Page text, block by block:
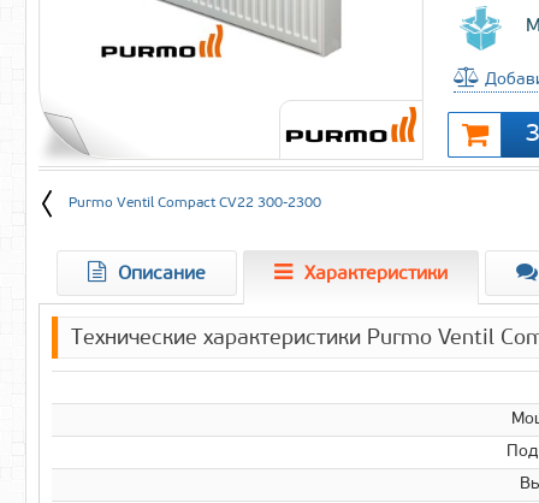
Purmo Ventil Compact CV22 300-2300
Описание Характеристики
Технические характеристики Purmo Ventil